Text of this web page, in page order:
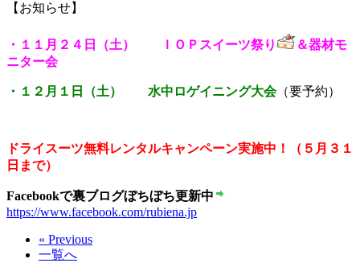
【お知らせ】
・１１月２４日（土） ＩＯＰスイーツ祭り
＆器材モ
ニター会
・１２月１日（土） 水中ロゲイニング大会（要予約）
ドライスーツ無料レンタルキャンペーン実施中！（５月３１
日まで）
Facebookで裏ブログぼちぼち更新中
https://www.facebook.com/rubiena.jp
« Previous
一覧へ